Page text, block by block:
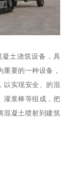
土浇筑设备，具
要的一种设备，
以实现安全、的混
灌浆棒等组成，把
混凝土喷射到建筑